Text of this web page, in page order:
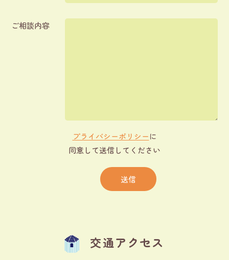
ご相談内容
プライバシーポリシーに
同意して送信してください
交通アクセス